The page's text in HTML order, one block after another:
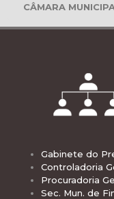
CÂMARA
Gabinete do
Controladoria
Procuradoria
Sec. Mun. de